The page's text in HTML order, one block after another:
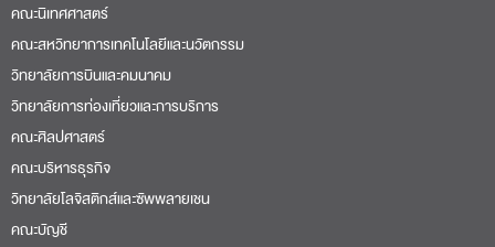
คณะนิเทศศาสตร์
คณะสหวิทยาการเทคโนโลยีและนวัตกรรม
วิทยาลัยการบินและคมนาคม
วิทยาลัยการท่องเที่ยวและการบริการ
คณะศิลปศาสตร์
คณะบริหารธุรกิจ
วิทยาลัยโลจิสติกส์และซัพพลายเชน
คณะบัญชี